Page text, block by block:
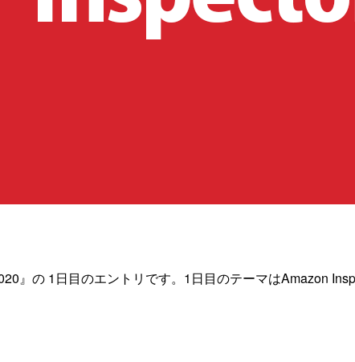
』の 1日目のエントリです。1日目のテーマはAmazon